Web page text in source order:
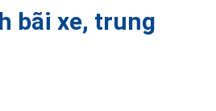
bãi xe, trung